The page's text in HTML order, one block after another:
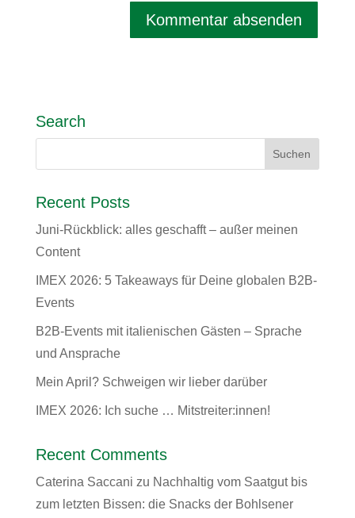
Search
Recent Posts
Juni-Rückblick: alles geschafft – außer meinen
Content
IMEX 2026: 5 Takeaways für Deine globalen B2B-
Events
B2B-Events mit italienischen Gästen – Sprache
und Ansprache
Mein April? Schweigen wir lieber darüber
IMEX 2026: Ich suche … Mitstreiter:innen!
Recent Comments
Caterina Saccani zu Nachhaltig vom Saatgut bis
zum letzten Bissen: die Snacks der Bohlsener